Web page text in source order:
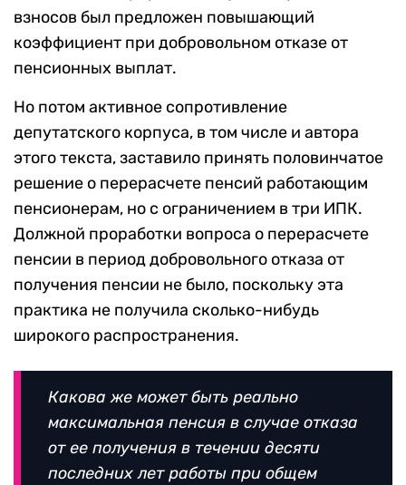
взносов был предложен повышающий
коэффициент при добровольном отказе от
пенсионных выплат.
Но потом активное сопротивление
депутатского корпуса, в том числе и автора
этого текста, заставило принять половинчатое
решение о перерасчете пенсий работающим
пенсионерам, но с ограничением в три ИПК.
Должной проработки вопроса о перерасчете
пенсии в период добровольного отказа от
получения пенсии не было, поскольку эта
практика не получила сколько-нибудь
широкого распространения.
Какова же может быть реально
максимальная пенсия в случае отказа
от ее получения в течении десяти
последних лет работы при общем